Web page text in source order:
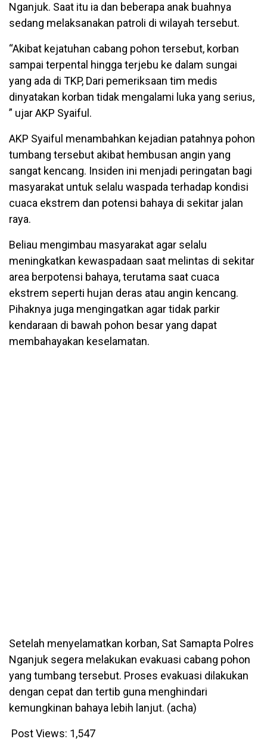
Nganjuk. Saat itu ia dan beberapa anak buahnya
sedang melaksanakan patroli di wilayah tersebut.
“Akibat kejatuhan cabang pohon tersebut, korban
sampai terpental hingga terjebu ke dalam sungai
yang ada di TKP, Dari pemeriksaan tim medis
dinyatakan korban tidak mengalami luka yang serius,
” ujar AKP Syaiful.
AKP Syaiful menambahkan kejadian patahnya pohon
tumbang tersebut akibat hembusan angin yang
sangat kencang. Insiden ini menjadi peringatan bagi
masyarakat untuk selalu waspada terhadap kondisi
cuaca ekstrem dan potensi bahaya di sekitar jalan
raya.
Beliau mengimbau masyarakat agar selalu
meningkatkan kewaspadaan saat melintas di sekitar
area berpotensi bahaya, terutama saat cuaca
ekstrem seperti hujan deras atau angin kencang.
Pihaknya juga mengingatkan agar tidak parkir
kendaraan di bawah pohon besar yang dapat
membahayakan keselamatan.
Setelah menyelamatkan korban, Sat Samapta Polres
Nganjuk segera melakukan evakuasi cabang pohon
yang tumbang tersebut. Proses evakuasi dilakukan
dengan cepat dan tertib guna menghindari
kemungkinan bahaya lebih lanjut. (acha)
Post Views: 1,547